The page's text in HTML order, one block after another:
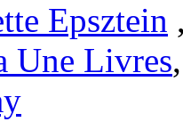
Epsztein
Une Livres